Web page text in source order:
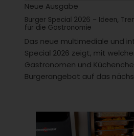
Neue Ausgabe
Burger Special 2026 – Ideen,
für die Gastronomie
Das neue multimediale und
Special 2026 zeigt, mit
Gastronomen und
Burgerangebot auf das